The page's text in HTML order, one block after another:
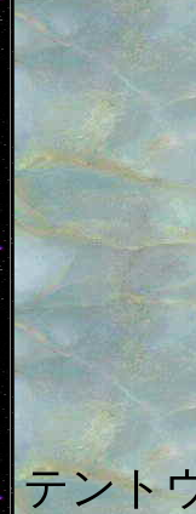
テント